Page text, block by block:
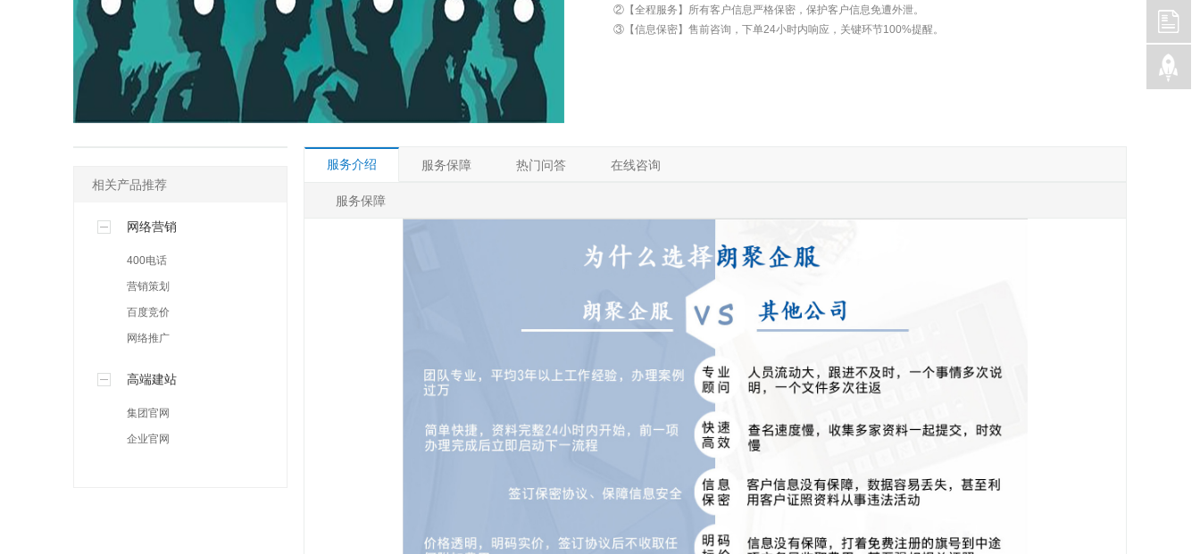
人事社保专区
网络营销专区
其他许可
②【全程服务】所有客户信息严格保密，保护客户信息免遭外泄。
③【信息保密】售前咨询，下单24小时内响应，关键环节100%提醒。
服务介绍 服务保障 热门问答 在线咨询
服务保障
相关产品推荐
网络营销
400电话
营销策划
百度竞价
网络推广
高端建站
集团官网
企业官网